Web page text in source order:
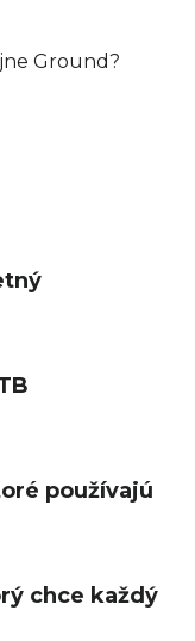
Ground?
používajú
chce každý